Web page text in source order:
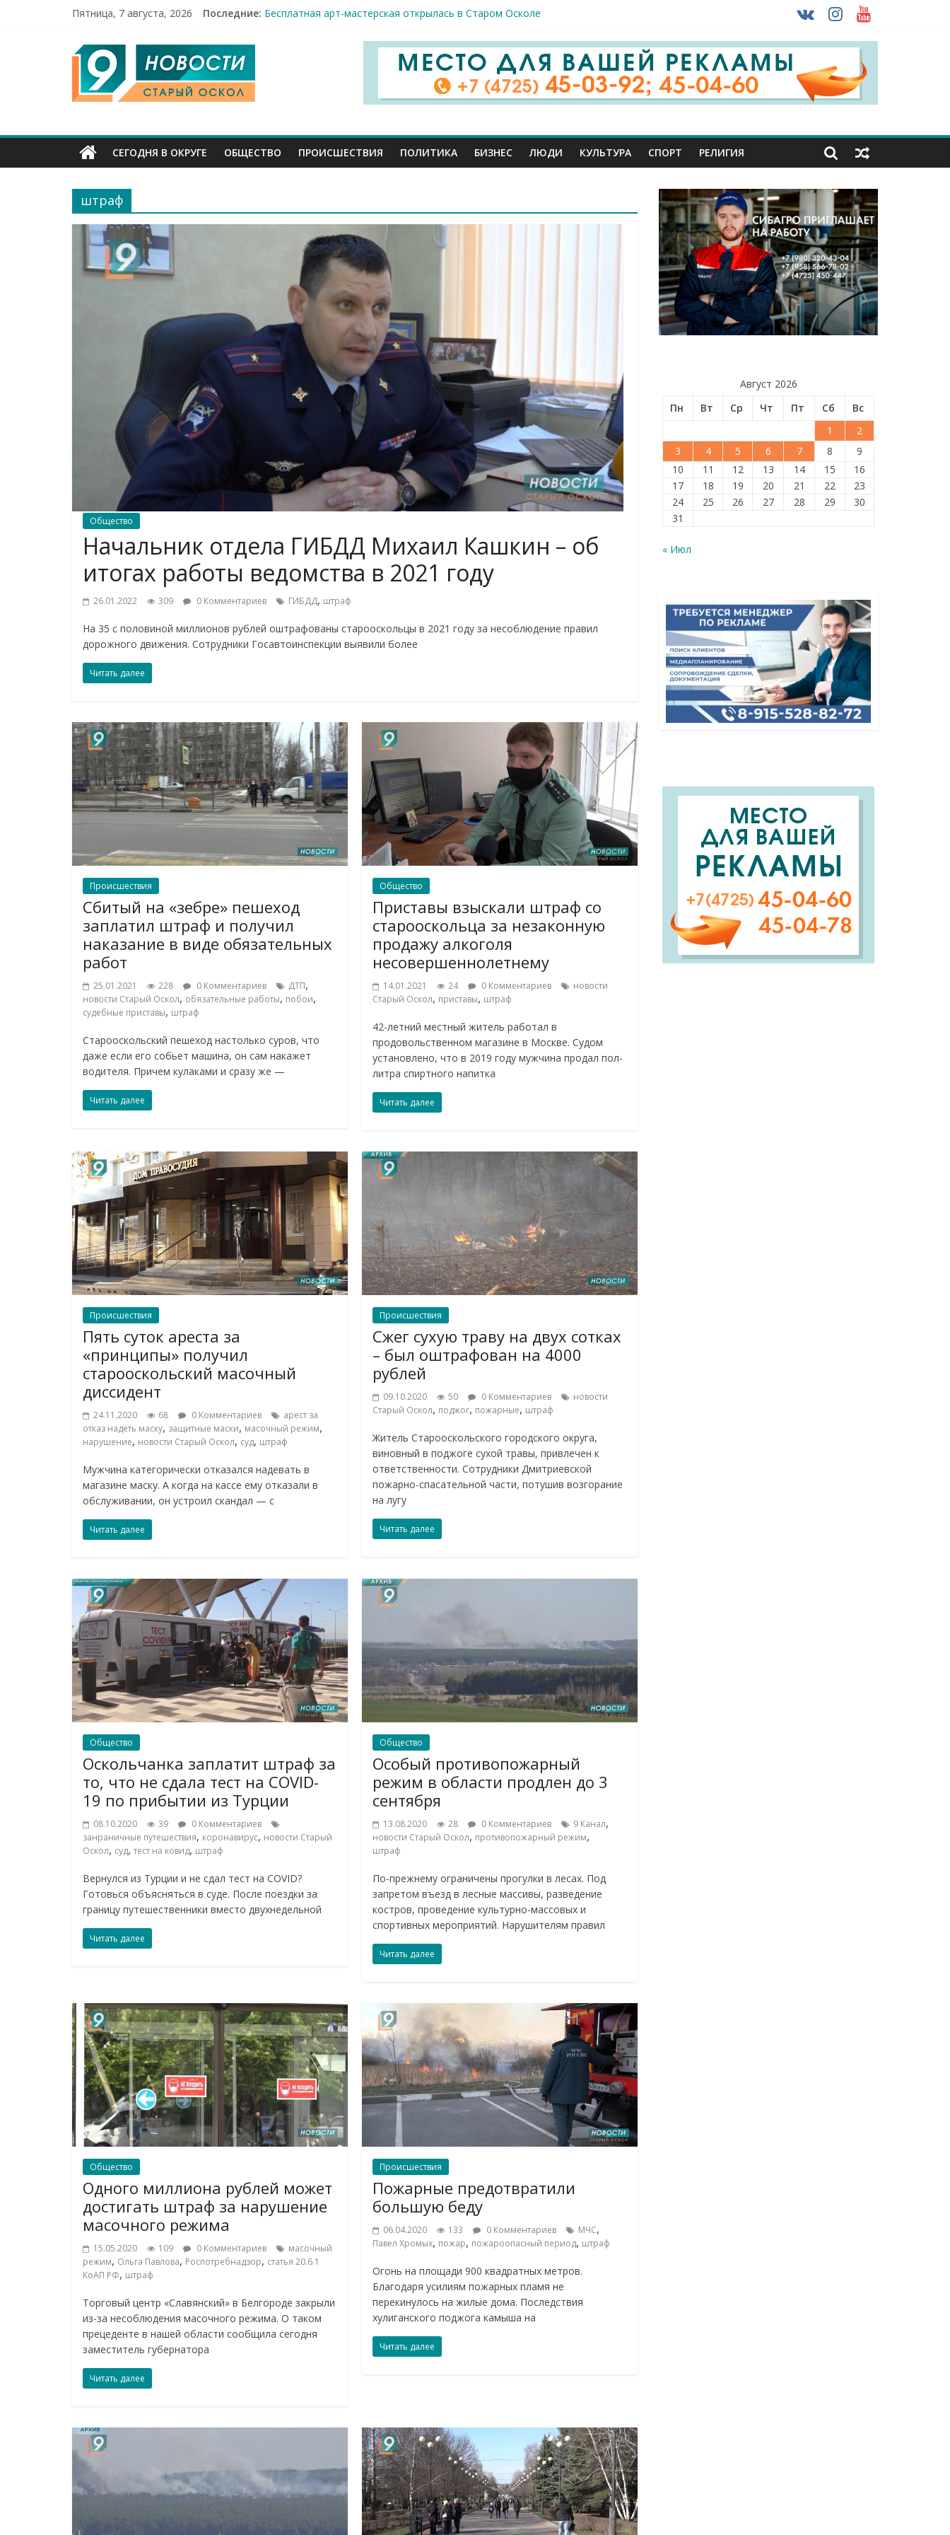
Пятница, 7 августа, 2026 Последние: Праздник спорта и достижений: в Старом Осколе отметили День физкультурника
12 человек пострадали сегодня при новых ударах ВСУ по нашему региону
49,5 млн руб. похитили мошенники у жителей Белгородчины под предлогом ввоза машин из-за рубежа
Строители принимают поздравления с профессиональным праздником
9
Канал
Старый
Оскол
СЕГОДНЯ В ОКРУГЕ ОБЩЕСТВО ПРОИСШЕСТВИЯ ПОЛИТИКА БИЗНЕС ЛЮДИ КУЛЬТУРА СПОРТ РЕЛИГИЯ
штраф
Общество
Начальник отдела ГИБДД Михаил Кашкин – об
итогах работы ведомства в 2021 году
26.01.2022 309 0 Комментариев ГИБДД, штраф
На 35 с половиной миллионов рублей оштрафованы старооскольцы в 2021 году за несоблюдение правил
дорожного движения. Сотрудники Госавтоинспекции выявили более
Читать далее
Происшествия
Сбитый на «зебре» пешеход
заплатил штраф и получил
наказание в виде обязательных
работ
25.01.2021 228 0 Комментариев ДТП,
новости Старый Оскол, обязательные работы, побои,
судебные приставы, штраф
Старооскольский пешеход настолько суров, что
даже если его собьет машина, он сам накажет
водителя. Причем кулаками и сразу же —
Читать далее
Общество
Приставы взыскали штраф со
старооскольца за незаконную
продажу алкоголя
несовершеннолетнему
14.01.2021 24 0 Комментариев
новости
Старый Оскол, приставы, штраф
42-летний местный житель работал в
продовольственном магазине в Москве. Судом
установлено, что в 2019 году мужчина продал пол-
литра спиртного напитка
Читать далее
Происшествия
Пять суток ареста за
«принципы» получил
старооскольский масочный
диссидент
24.11.2020 68 0 Комментариев
арест за
отказ надеть маску, защитные маски, масочный режим,
нарушение, новости Старый Оскол, суд, штраф
Мужчина категорически отказался надевать в
магазине маску. А когда на кассе ему отказали в
обслуживании, он устроил скандал — с
Читать далее
Происшествия
Сжег сухую траву на двух сотках
– был оштрафован на 4000
рублей
09.10.2020 50 0 Комментариев
новости
Старый Оскол, поджог, пожарные, штраф
Житель Старооскольского городского округа,
виновный в поджоге сухой травы, привлечен к
ответственности. Сотрудники Дмитриевской
пожарно-спасательной части, потушив возгорание
на лугу
Читать далее
Общество
Оскольчанка заплатит штраф за
то, что не сдала тест на COVID-
19 по прибытии из Турции
08.10.2020 39
0 Комментариев
занраничные путешествия, коронавирус, новости Старый
Оскол, суд, тест на ковид, штраф
Вернулся из Турции и не сдал тест на COVID?
Готовься объясняться в суде. После поездки за
границу путешественники вместо двухнедельной
Читать далее
Общество
Особый противопожарный
режим в области продлен до 3
сентября
13.08.2020 28 0 Комментариев 9 Канал,
новости Старый Оскол, противопожарный режим,
штраф
По-прежнему ограничены прогулки в лесах. Под
запретом въезд в лесные массивы, разведение
костров, проведение культурно-массовых и
спортивных мероприятий. Нарушителям правил
Читать далее
Общество
Одного миллиона рублей может
достигать штраф за нарушение
масочного режима
15.05.2020 109 0 Комментариев
масочный
режим, Ольга Павлова, Роспотребнадзор, статья 20.6.1
КоАП РФ, штраф
Торговый центр «Славянский» в Белгороде закрыли
из-за несоблюдения масочного режима. О таком
прецеденте в нашей области сообщила сегодня
заместитель губернатора
Читать далее
Происшествия
Пожарные предотвратили
большую беду
06.04.2020 133 0 Комментариев МЧС,
Павел Хромых, пожар, пожароопасный период, штраф
Огонь на площади 900 квадратных метров.
Благодаря усилиям пожарных пламя не
перекинулось на жилые дома. Последствия
хулиганского поджога камыша на
Читать далее
Август 2026
Пн
Вт Ср Чт Пт Сб
Вс
1
2
3
4 5 6 7 8
9
10
11 12 13 14 15
16
17
18 19 20 21 22
23
24
25 26 27 28 29
30
31
« Июл